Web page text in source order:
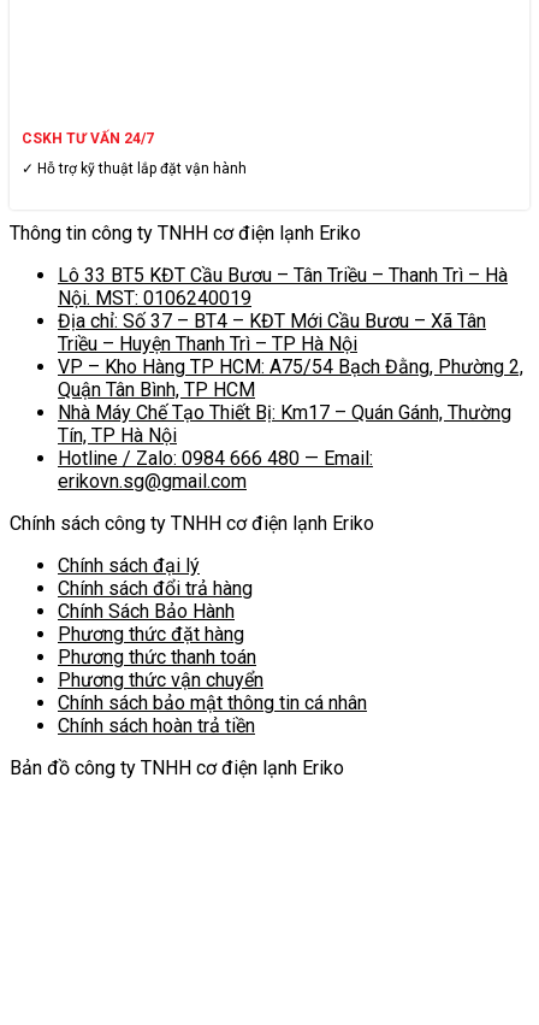
CSKH TƯ VẤN 24/7
✓ Hỗ trợ kỹ thuật lắp đặt vận hành
Thông tin công ty TNHH cơ điện lạnh Eriko
Lô 33 BT5 KĐT Cầu Bươu – Tân Triều – Thanh Trì – Hà
Nội. MST: 0106240019
Địa chỉ: Số 37 – BT4 – KĐT Mới Cầu Bươu – Xã Tân
Triều – Huyện Thanh Trì – TP Hà Nội
VP – Kho Hàng TP HCM: A75/54 Bạch Đằng, Phường 2,
Quận Tân Bình, TP HCM
Nhà Máy Chế Tạo Thiết Bị: Km17 – Quán Gánh, Thường
Tín, TP Hà Nội
Hotline / Zalo: 0984 666 480 — Email:
erikovn.sg@gmail.com
Chính sách công ty TNHH cơ điện lạnh Eriko
Chính sách đại lý
Chính sách đổi trả hàng
Chính Sách Bảo Hành
Phương thức đặt hàng
Phương thức thanh toán
Phương thức vận chuyển
Chính sách bảo mật thông tin cá nhân
Chính sách hoàn trả tiền
Bản đồ công ty TNHH cơ điện lạnh Eriko